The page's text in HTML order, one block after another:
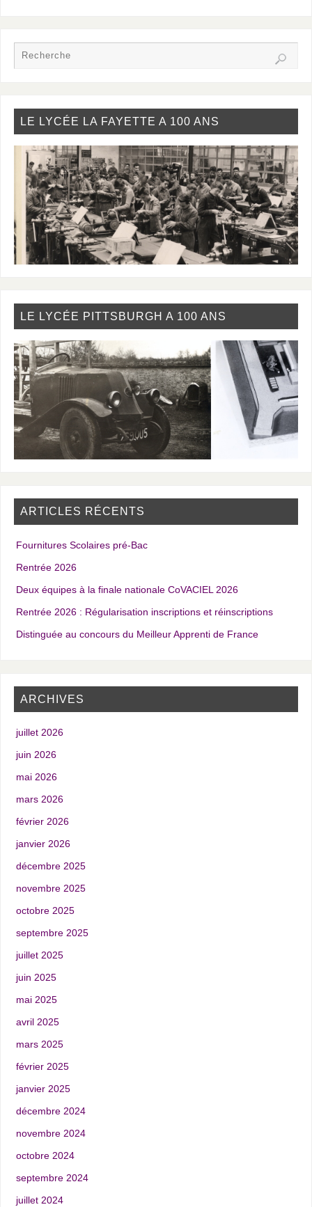
LE LYCÉE LA FAYETTE A 100 ANS
LE LYCÉE PITTSBURGH A 100 ANS
ARTICLES RÉCENTS
Fournitures Scolaires pré-Bac
Rentrée 2026
Deux équipes à la finale nationale CoVACIEL 2026
Rentrée 2026 : Régularisation inscriptions et réinscriptions
Distinguée au concours du Meilleur Apprenti de France
ARCHIVES
juillet 2026
juin 2026
mai 2026
mars 2026
février 2026
janvier 2026
décembre 2025
novembre 2025
octobre 2025
septembre 2025
juillet 2025
juin 2025
mai 2025
avril 2025
mars 2025
février 2025
janvier 2025
décembre 2024
novembre 2024
octobre 2024
septembre 2024
juillet 2024